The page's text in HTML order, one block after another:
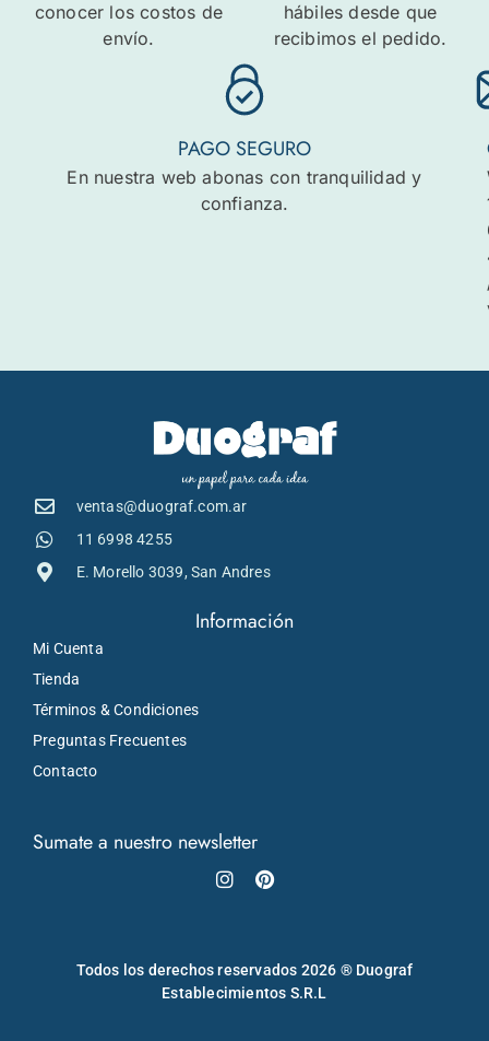
conocer los costos de
envío.
hábiles desde que
recibimos el pedido.
PAGO SEGURO
En nuestra web abonas con tranquilidad y
confianza.
ventas@duograf.com.ar
11 6998 4255
E. Morello 3039, San Andres
Información
Mi Cuenta
Tienda
Términos & Condiciones
Preguntas Frecuentes
Contacto
Sumate a nuestro newsletter
Instagram
Pinterest
Todos los derechos reservados 2026 ® Duograf
Establecimientos S.R.L